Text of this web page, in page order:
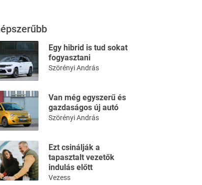
Egy hibrid is tud sokat
fogyasztani
Szörényi András
Van még egyszerű és
gazdaságos új autó
Szörényi András
Ezt csinálják a
tapasztalt vezetők
indulás előtt
Vezess